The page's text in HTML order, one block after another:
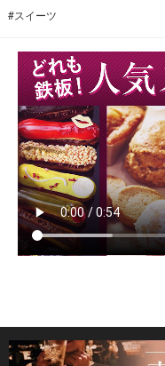
#スイーツ